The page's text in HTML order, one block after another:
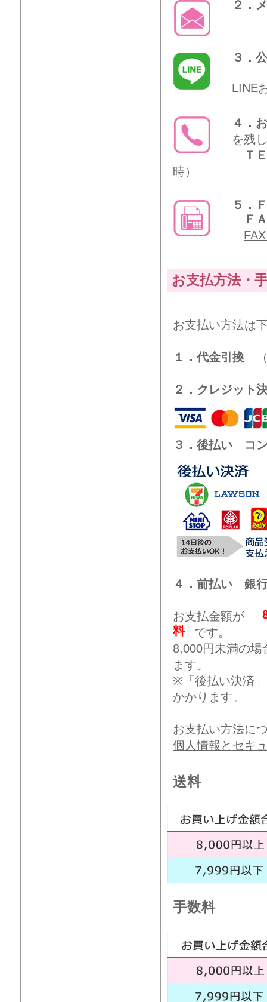
２．
３．
LINE
４．
を残
Ｔ
時）
５．
ＦＡ
お支払方法・
お支払い方法は
１．代金引換 （
２．クレジット
３．後払い コ
４．前払い 銀
お支払金額が
料
です。
8,000円未満の場
ます。
※「後払い決済
かかります。
お支払い方法に
個人情報とセキ
送料
手数料